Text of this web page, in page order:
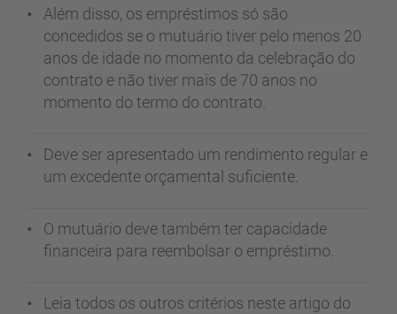
Além disso, os empréstimos só são
concedidos se o mutuário tiver pelo menos 20
anos de idade no momento da celebração do
contrato e não tiver mais de 70 anos no
momento do termo do contrato.
Deve ser apresentado um rendimento regular e
um excedente orçamental suficiente.
O mutuário deve também ter capacidade
financeira para reembolsar o empréstimo.
Leia todos os outros critérios neste artigo do